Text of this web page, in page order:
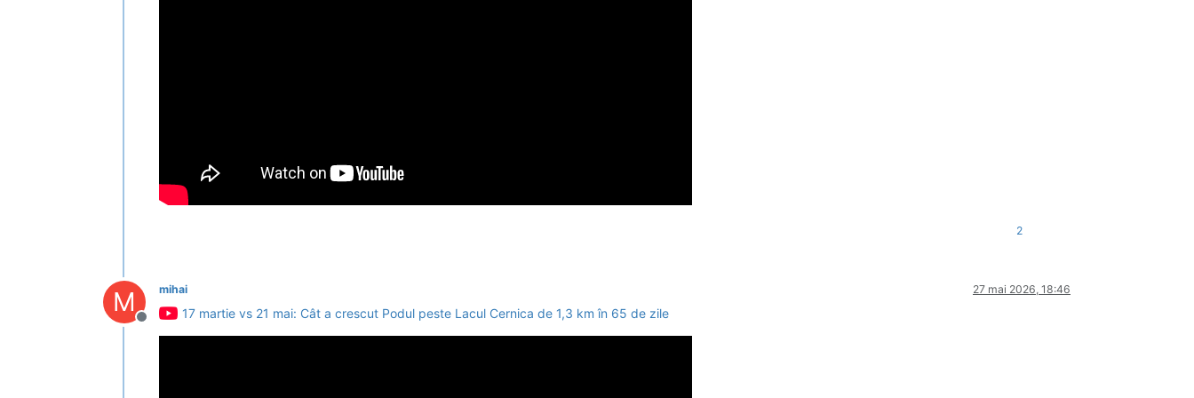
2
M
Deconectat
mihai 27 mai 2026, 18:46
17 martie vs 21 mai: Cât a crescut Podul peste Lacul Cernica de 1,3 km în 65 de zile